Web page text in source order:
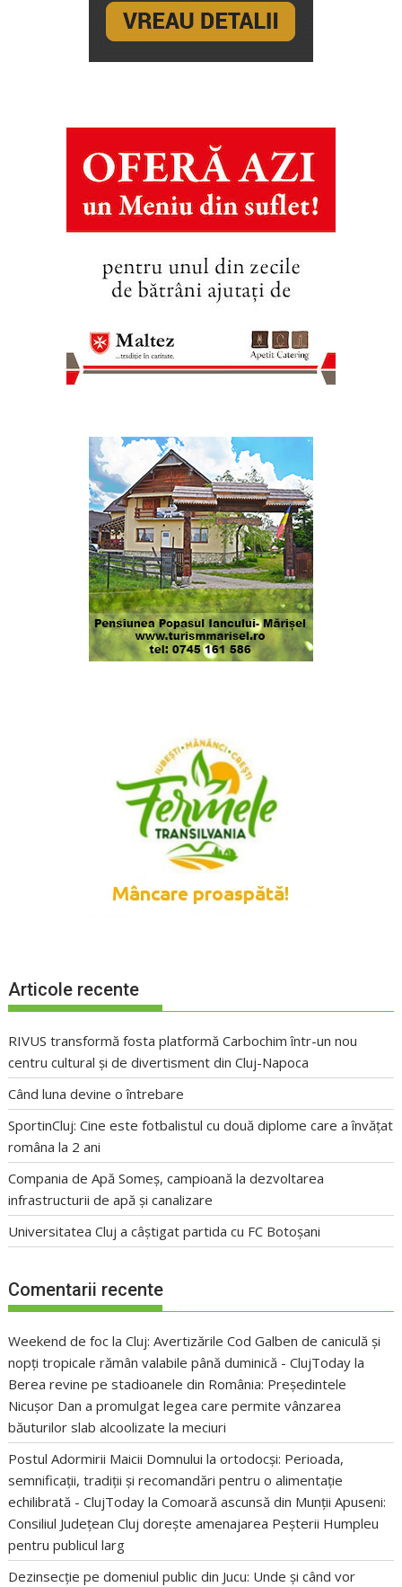
Articole recente
RIVUS transformă fosta platformă Carbochim într-un nou
centru cultural și de divertisment din Cluj-Napoca
Când luna devine o întrebare
SportinCluj: Cine este fotbalistul cu două diplome care a învățat
româna la 2 ani
Compania de Apă Someș, campioană la dezvoltarea
infrastructurii de apă și canalizare
Universitatea Cluj a câștigat partida cu FC Botoșani
Comentarii recente
Weekend de foc la Cluj: Avertizările Cod Galben de caniculă și
nopți tropicale rămân valabile până duminică - ClujToday la
Berea revine pe stadioanele din România: Președintele
Nicușor Dan a promulgat legea care permite vânzarea
băuturilor slab alcoolizate la meciuri
Postul Adormirii Maicii Domnului la ortodocși: Perioada,
semnificații, tradiții și recomandări pentru o alimentație
echilibrată - ClujToday laComoară ascunsă din Munții Apuseni:
Consiliul Județean Cluj dorește amenajarea Peșterii Humpleu
pentru publicul larg
Dezinsecție pe domeniul public din Jucu: Unde și când vor